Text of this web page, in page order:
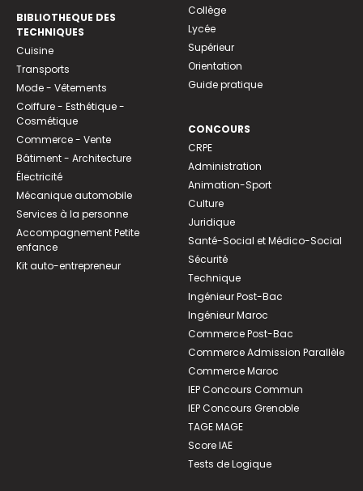
BIBLIOTHEQUE DES
TECHNIQUES
Cuisine
Transports
Mode - Vêtements
Coiffure - Esthétique -
Cosmétique
Commerce - Vente
Bâtiment - Architecture
Électricité
Mécanique automobile
Services à la personne
Accompagnement Petite
enfance
Kit auto-entrepreneur
Collège
Lycée
Supérieur
Orientation
Guide pratique
CONCOURS
CRPE
Administration
Animation-Sport
Culture
Juridique
Santé-Social et Médico-Social
Sécurité
Technique
Ingénieur Post-Bac
Ingénieur Maroc
Commerce Post-Bac
Commerce Admission Parallèle
Commerce Maroc
IEP Concours Commun
IEP Concours Grenoble
TAGE MAGE
Score IAE
Tests de Logique